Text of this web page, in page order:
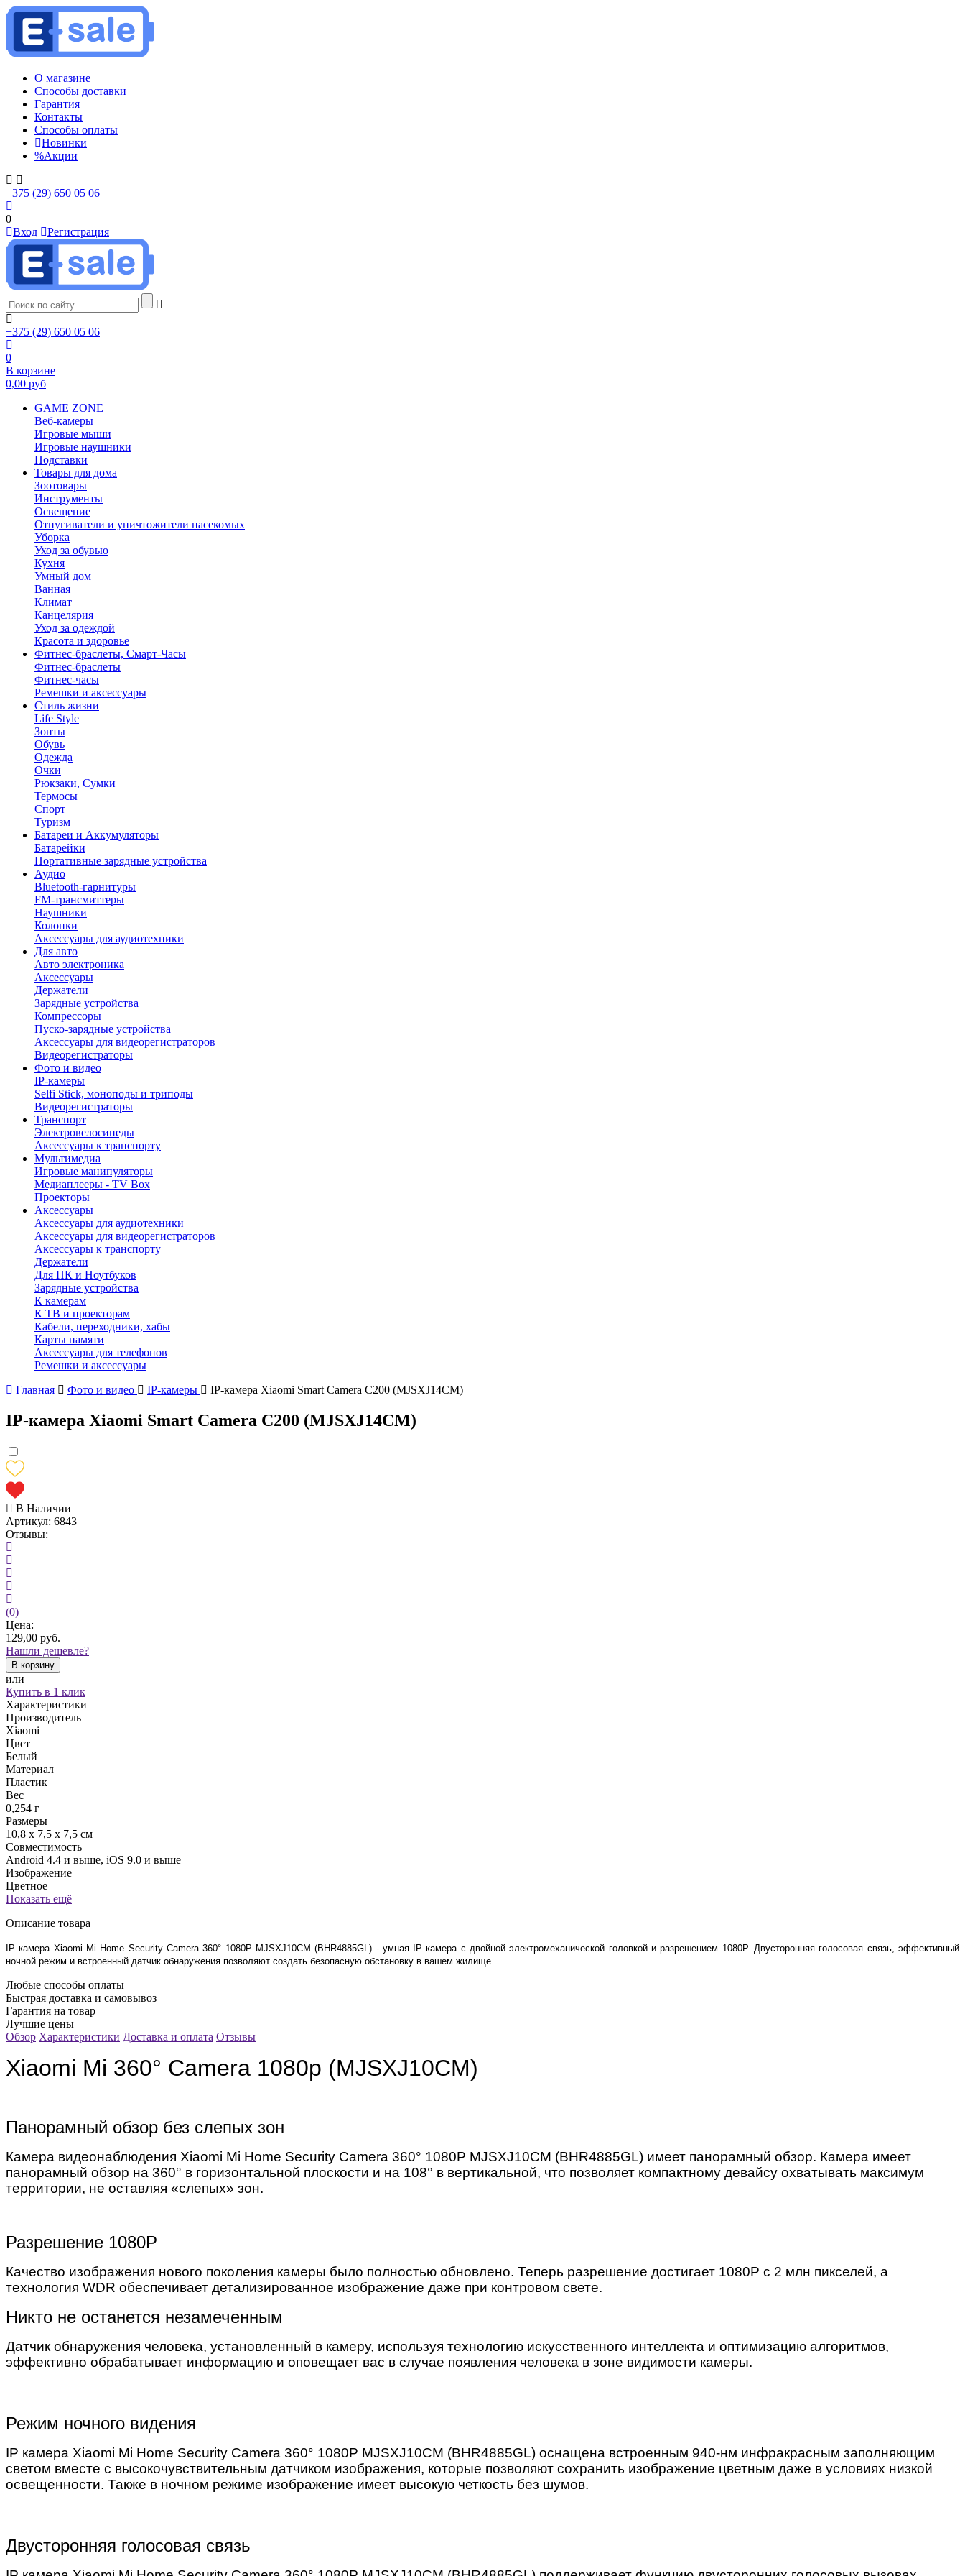
О магазине
Способы доставки
Гарантия
Контакты
Способы оплаты
Новинки
%Акции
+375 (29) 650 05 06
0
Вход
Регистрация
+375 (29) 650 05 06
0
В корзине
0,00 руб
GAME ZONE
Веб-камеры
Игровые мыши
Игровые наушники
Подставки
Товары для дома
Зоотовары
Инструменты
Освещение
Отпугиватели и уничтожители насекомых
Уборка
Уход за обувью
Кухня
Умный дом
Ванная
Климат
Канцелярия
Уход за одеждой
Красота и здоровье
Фитнес-браслеты, Смарт-Часы
Фитнес-браслеты
Фитнес-часы
Ремешки и аксессуары
Стиль жизни
Life Style
Зонты
Обувь
Одежда
Очки
Рюкзаки, Сумки
Термосы
Спорт
Туризм
Батареи и Аккумуляторы
Батарейки
Портативные зарядные устройства
Аудио
Bluetooth-гарнитуры
FM-трансмиттеры
Наушники
Колонки
Аксессуары для аудиотехники
Для авто
Авто электроника
Аксессуары
Держатели
Зарядные устройства
Компрессоры
Пуско-зарядные устройства
Аксессуары для видеорегистраторов
Видеорегистраторы
Фото и видео
IP-камеры
Selfi Stick, моноподы и триподы
Видеорегистраторы
Транспорт
Электровелосипеды
Аксессуары к транспорту
Мультимедиа
Игровые манипуляторы
Медиаплееры - TV Box
Проекторы
Аксессуары
Аксессуары для аудиотехники
Аксессуары для видеорегистраторов
Аксессуары к транспорту
Держатели
Для ПК и Ноутбуков
Зарядные устройства
К камерам
К ТВ и проекторам
Кабели, переходники, хабы
Карты памяти
Аксессуары для телефонов
Ремешки и аксессуары
Главная
Фото и видео IP-камеры IP-камера Xiaomi Smart Camera C200 (MJSXJ14CM)
IP-камера Xiaomi Smart Camera C200 (MJSXJ14CM)
В Наличии
Артикул: 6843
Отзывы:
(0)
Цена:
129,00 руб.
Нашли дешевле?
В корзину
или
Купить в 1 клик
Характеристики
Производитель
Xiaomi
Цвет
Белый
Материал
Пластик
Вес
0,254 г
Размеры
10,8 x 7,5 x 7,5 см
Совместимость
Android 4.4 и выше, iOS 9.0 и выше
Изображение
Цветное
Показать ещё
Описание товара
IP камера Xiaomi Mi Home Security Camera 360° 1080P MJSXJ10CM (BHR4885GL) - умная IP камера с двойной электромеханической головкой и разрешением 1080P. Двусторонняя голосовая связь, эффективный
ночной режим и встроенный датчик обнаружения позволяют создать безопасную обстановку в вашем жилище.
Любые способы оплаты
Быстрая доставка и самовывоз
Гарантия на товар
Лучшие цены
Обзор Характеристики Доставка и оплата Отзывы
Xiaomi Mi 360° Camera 1080p (MJSXJ10CM)
Панорамный обзор без слепых зон
Камера видеонаблюдения Xiaomi Mi Home Security Camera 360° 1080P MJSXJ10CM (BHR4885GL) имеет панорамный обзор. Камера имеет
панорамный обзор на 360° в горизонтальной плоскости и на 108° в вертикальной, что позволяет компактному девайсу охватывать максимум
территории, не оставляя «слепых» зон.
Разрешение 1080Р
Качество изображения нового поколения камеры было полностью обновлено. Теперь разрешение достигает 1080Р с 2 млн пикселей, а
технология WDR обеспечивает детализированное изображение даже при контровом свете.
Никто не останется незамеченным
Датчик обнаружения человека, установленный в камеру, используя технологию искусственного интеллекта и оптимизацию алгоритмов,
эффективно обрабатывает информацию и оповещает вас в случае появления человека в зоне видимости камеры.
Режим ночного видения
IP камера Xiaomi Mi Home Security Camera 360° 1080P MJSXJ10CM (BHR4885GL) оснащена встроенным 940-нм инфракрасным заполняющим
светом вместе с высокочувствительным датчиком изображения, которые позволяют сохранить изображение цветным даже в условиях низкой
освещенности. Также в ночном режиме изображение имеет высокую четкость без шумов.
Двусторонняя голосовая связь